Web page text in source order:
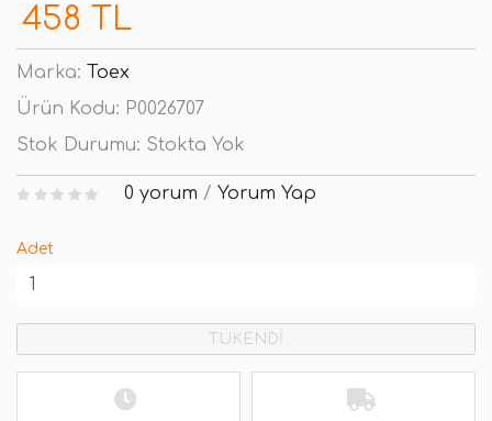
458 TL
Marka: Toex
Ürün Kodu: P0026707
Stok Durumu: Stokta Yok
0 yorum / Yorum Yap
Adet
TÜKENDİ